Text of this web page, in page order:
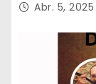
Abr. 5, 2025